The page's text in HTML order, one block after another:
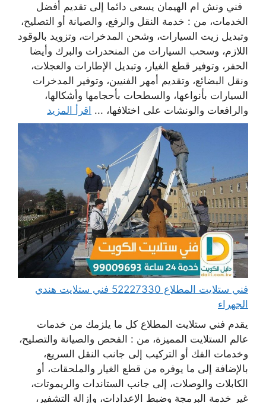
فني ونش ام الهيمان يسعى دائما إلى تقديم أفضل
الخدمات، من : خدمة النقل والرفع، والصيانة أو التصليح،
وتبديل زيت السيارات، وشحن المدخرات، وتزويد بالوقود
اللازم، وسحب السيارات من المنحدرات والبرك وأيضا
الحفر، وتوفير قطع الغيار، وتبديل الإطارات والعجلات،
ونقل البضائع، وتقديم أمهر الفنيين، وتوفير المدخرات
السيارات بأنواعها، والسطحات بأحجامها وأشكالها،
والرافعات والونشات على اختلافها، ... اقرأ المزيد
فني ستلايت المطلاع 52227330 فني ستلايت هندي
الجهراء
يقدم فني ستلايت المطلاع كل ما يلزمك من خدمات
عالم الستلايت المميزة، من : الفحص والصيانة والتصليح،
وخدمات الفك أو التركيب إلى جانب النقل السريع،
بالإضافة إلى ما يوفره من قطع الغيار والملحقات، أو
الكابلات والوصلات، إلى جانب الستاندات والريموتات،
غير خدمة البرمجة وضبط الإعدادات، وإزالة التشفير،